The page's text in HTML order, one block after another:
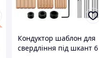
Кондуктор шаблон для
свердління під шкант 6